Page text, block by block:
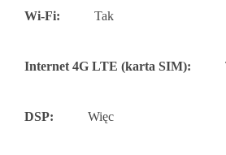
Wi-Fi: Tak
Internet 4G LTE (karta SIM):
DSP: Więc